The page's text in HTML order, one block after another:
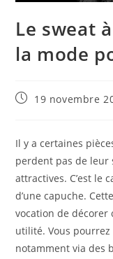
Le sweat
la mode
Publication
19 novembre
Il y a certaines
perdent pas de leur
attractives. C’est le
d’une capuche.
vocation de décorer
utilité. Vous
notamment via des